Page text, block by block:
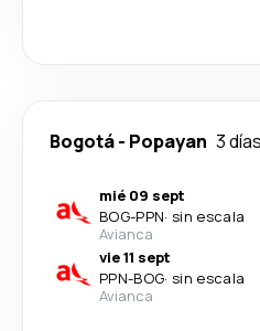
Bogotá- Popayan 3 días
mié 09 sept
BOG-PPN· sin escala
Avianca
vie 11 sept
PPN-BOG· sin escala
Avianca